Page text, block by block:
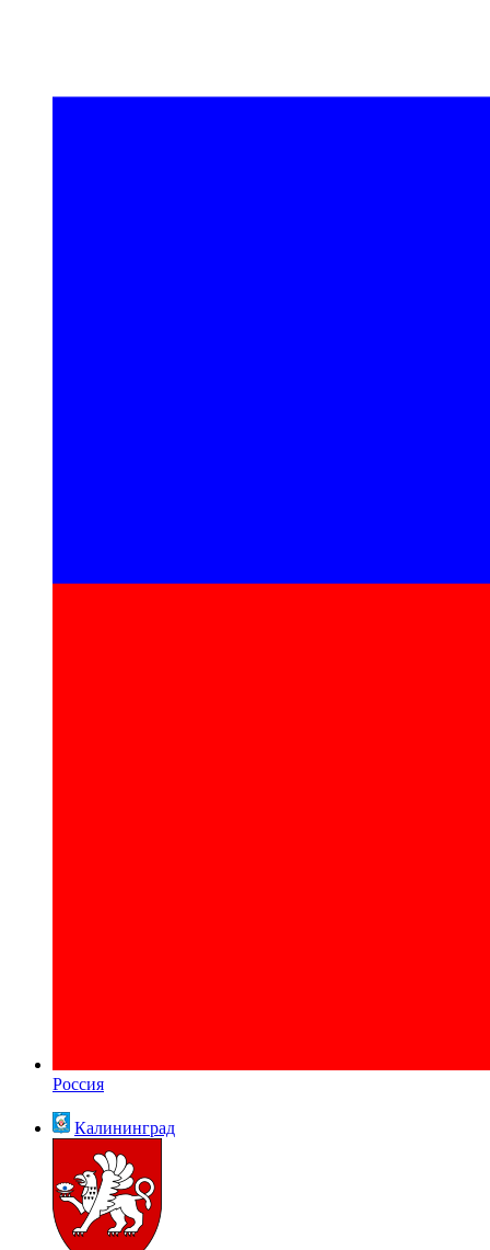
Россия
Калининград